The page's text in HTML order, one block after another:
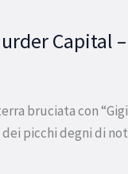
Capital
bruciata con
picchi degni di